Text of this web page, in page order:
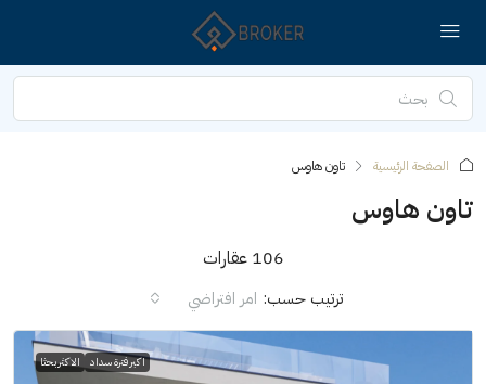
الصفحة الرئيسية تاون هاوس
تاون هاوس
106 عقارات
ترتيب حسب: امر افتراضي
اكبر فترة سداد الاكثر بحثا